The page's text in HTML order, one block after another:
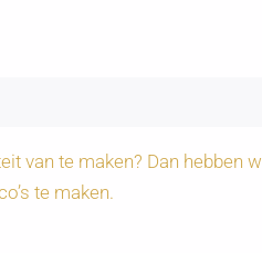
van te maken? Dan
te maken.